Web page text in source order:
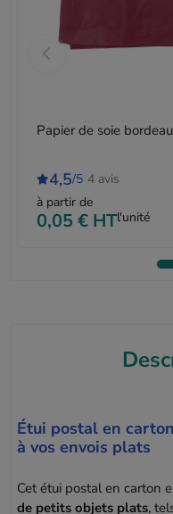
Papier de soie
4,5/5 4 avis
à partir de
0,05 € HTl'unité
Étui postal en
à vos envois plats
Cet étui postal en carton
de petits objets plats,